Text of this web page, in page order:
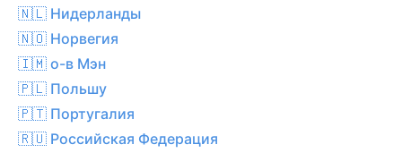
🇳🇱 Нидерланды
🇳🇴 Норвегия
🇮🇲 о-в Мэн
🇵🇱 Польшу
🇵🇹 Португалия
🇷🇺 Российская Федерация